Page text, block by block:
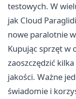
testowych. W
jak Cloud
nowe paralotnie
Kupując sprzęt w
zaoszczędzić
jakości. Ważne
świadomie i